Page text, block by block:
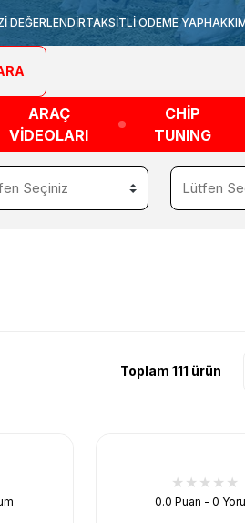
DEĞERLENDİRTAKSİTLİ ÖDEME YAP
ARAÇ
VİDEOLARI
CHİP
TUNING
Toplam 111 ürün
0.0 Puan - 0